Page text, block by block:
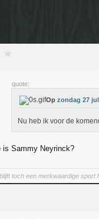
quote:
Op zondag 27
Nu heb ik voor de
is Sammy Neyrinck?
toch een merkwaardige sport